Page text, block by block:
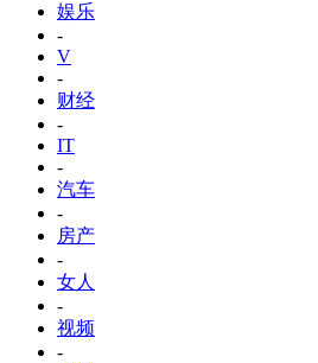
娱乐
-
V
-
财经
-
IT
-
汽车
-
房产
-
女人
-
视频
-